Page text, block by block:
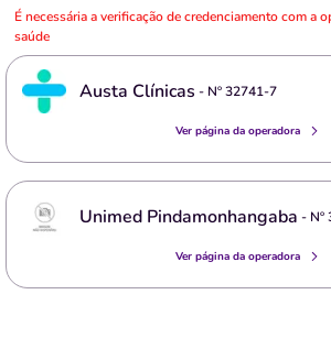
É necessária a verificação de credenciamento com a
saúde
Austa Clínicas - Nº32741-7
Ver página da operadora
Unimed Pindamonhangaba - Nº
Ver página da operadora